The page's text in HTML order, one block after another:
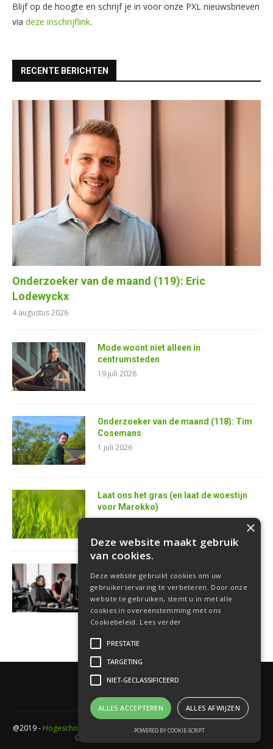
Blijf op de hoogte en schrijf je in voor onze PXL nieuwsbrieven
via deze inschrijflink.
RECENTE BERICHTEN
Onderzoeker van de maand (119): Eric
Lodewyckx
4 augustus 2026
Mode woont niet alleen in
centrumsteden
19 juli 2026
Onderzoeker van de maand (118): Tim
Cosemans
1 juli 2026
Laat ons het gras (en laat de woestijn
voor Marokko)
25 juni 2026
softwareontwikkelaar
18 juni 2026
@2019 - Hogeschool PXL
- Elfde-liniestraat 24 Gebouw A , 3500 Hasselt -
Cookieverklaring
×
Deze website maakt gebruik
van cookies.
Deze website gebruikt cookies om uw
gebruikerservaring te verbeteren. Door onze
website te gebruiken, stemt u in met alle
cookies in overeenstemming met ons
Cookiebeleid. Lees verder
PRESTATIE
TARGETING
NIET-GECLASSIFICEERD
ALLES ACCEPTEREN ALLES AFWIJZEN
POWERED BY COOKIE-SCRIPT